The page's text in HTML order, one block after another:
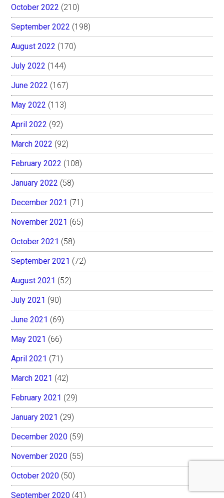
October 2022 (210)
September 2022 (198)
August 2022 (170)
July 2022 (144)
June 2022 (167)
May 2022 (113)
April 2022 (92)
March 2022 (92)
February 2022 (108)
January 2022 (58)
December 2021 (71)
November 2021 (65)
October 2021 (58)
September 2021 (72)
August 2021 (52)
July 2021 (90)
June 2021 (69)
May 2021 (66)
April 2021 (71)
March 2021 (42)
February 2021 (29)
January 2021 (29)
December 2020 (59)
November 2020 (55)
October 2020 (50)
September 2020 (41)